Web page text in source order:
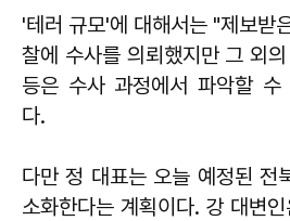
'테러 규모'에 대해서는 "제보받
찰에 수사를 의뢰했지만 그 외
등은 수사 과정에서 파악할
다.
다만 정 대표는 오늘 예정된 전
소화한다는 계획이다. 강 대변